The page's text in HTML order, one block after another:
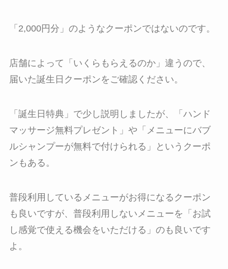
「2,000円分」のようなクーポンではないのです。
店舗によって「いくらもらえるのか」違うので、
届いた誕生日クーポンをご確認ください。
「誕生日特典」で少し説明しましたが、「ハンド
マッサージ無料プレゼント」や「メニューにバブ
ルシャンプーが無料で付けられる」というクーポ
ンもある。
普段利用しているメニューがお得になるクーポン
も良いですが、普段利用しないメニューを「お試
し感覚で使える機会をいただける」のも良いです
よ。